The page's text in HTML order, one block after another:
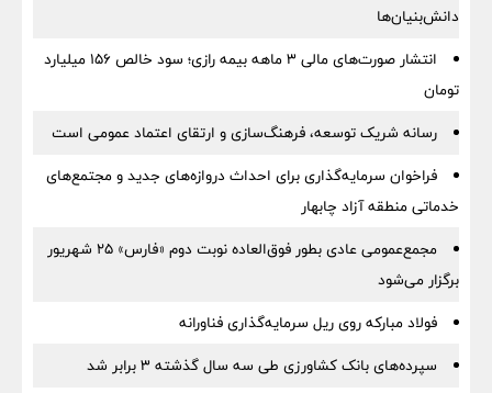
دانش‌بنیان‌ها
انتشار صورت‌های مالی ۳ ماهه بیمه رازی؛ سود خالص ۱۵۶ میلیارد
تومان
رسانه شریک توسعه، فرهنگ‌سازی و ارتقای اعتماد عمومی است
فراخوان سرمایه‌گذاری برای احداث دروازه‌های جدید و مجتمع‌های
خدماتی منطقه آزاد چابهار
مجمع‌عمومی عادی بطور فوق‌العاده نوبت دوم «فارس» ۲۵ شهریور
برگزار می‌شود
فولاد مبارکه روی ریل سرمایه‌گذاری فناورانه
سپرده‌های بانک کشاورزی طی سه سال گذشته ۳ برابر شد